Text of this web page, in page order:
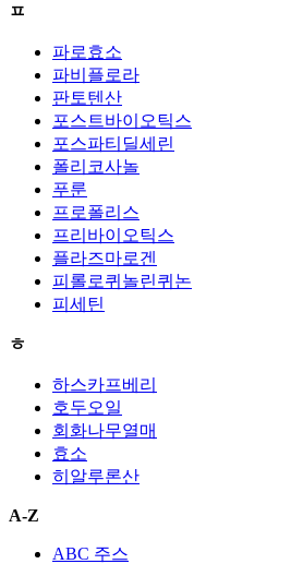
ㅍ
파로효소
파비플로라
판토텐산
포스트바이오틱스
포스파티딜세린
폴리코사놀
푸룬
프로폴리스
프리바이오틱스
플라즈마로겐
피롤로퀴놀린퀴논
피세틴
ㅎ
하스카프베리
호두오일
회화나무열매
효소
히알루론산
A-Z
ABC 주스